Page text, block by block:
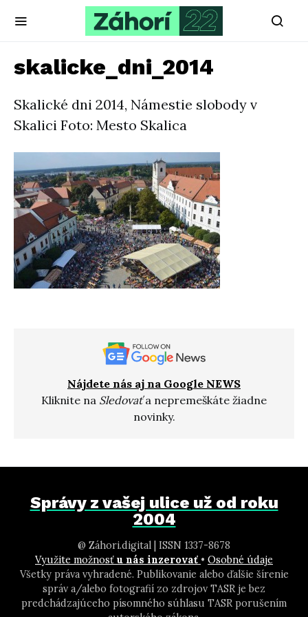
skalicke_dni_2014
Skalické dni 2014, Námestie slobody v
Skalici Foto: Mesto Skalica
Nájdete nás aj na Google NEWS
Kliknite na Sledovaťa nepremeškáte žiadne
novinky.
Správy z vašej ulice už od roku
2004
@ Záhori.digital | ISSN 1337-8678
Využite možnosť u nás inzerovať • Osobné údaje
Všetky práva vyhradené. Publikovanie alebo ďalšie šírenie
správ a/alebo fotografií zo zdrojov TASR je bez
predchádzajúceho písomného súhlasu TASR porušením